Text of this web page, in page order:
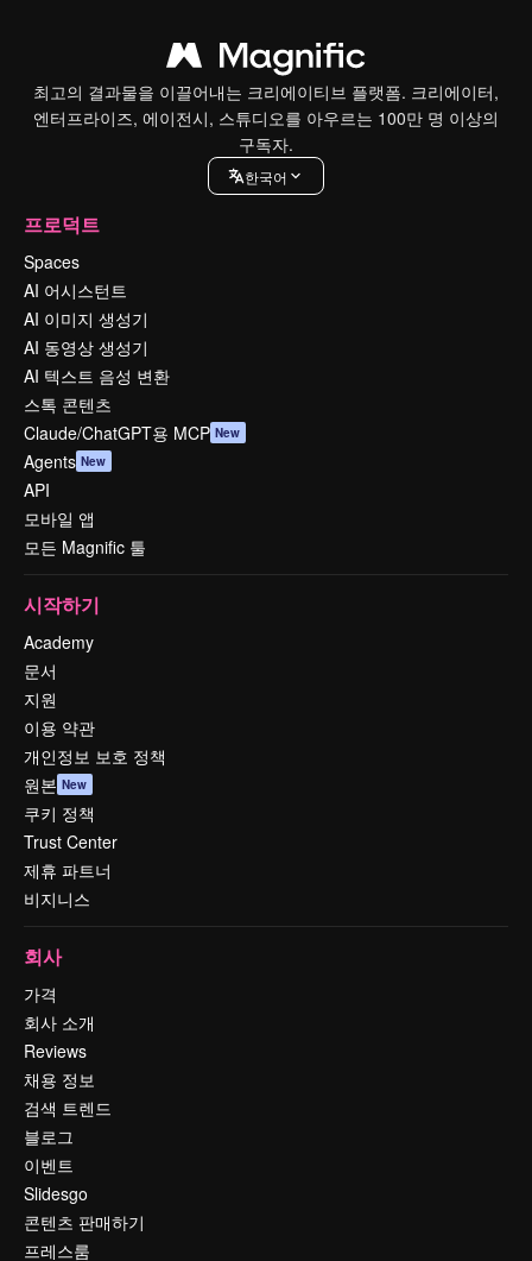
최고의 결과물을 이끌어내는 크리에이티브 플랫폼. 크리에이터,
엔터프라이즈, 에이전시, 스튜디오를 아우르는 100만 명 이상의
구독자.
한국어
프로덕트
Spaces
AI 어시스턴트
AI 이미지 생성기
AI 동영상 생성기
AI 텍스트 음성 변환
스톡 콘텐츠
Claude/ChatGPT용 MCP New
Agents New
API
모바일 앱
모든 Magnific 툴
시작하기
Academy
문서
지원
이용 약관
개인정보 보호 정책
원본 New
쿠키 정책
Trust Center
제휴 파트너
비지니스
회사
가격
회사 소개
Reviews
채용 정보
검색 트렌드
블로그
이벤트
Slidesgo
콘텐츠 판매하기
프레스룸